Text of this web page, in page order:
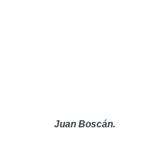
Juan Boscán.